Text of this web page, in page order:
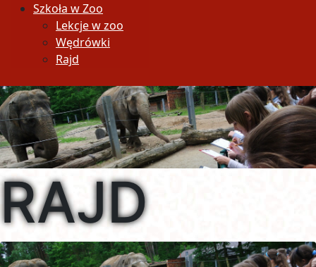
Szkoła w Zoo
Lekcje w zoo
Wędrówki
Rajd
RAJD